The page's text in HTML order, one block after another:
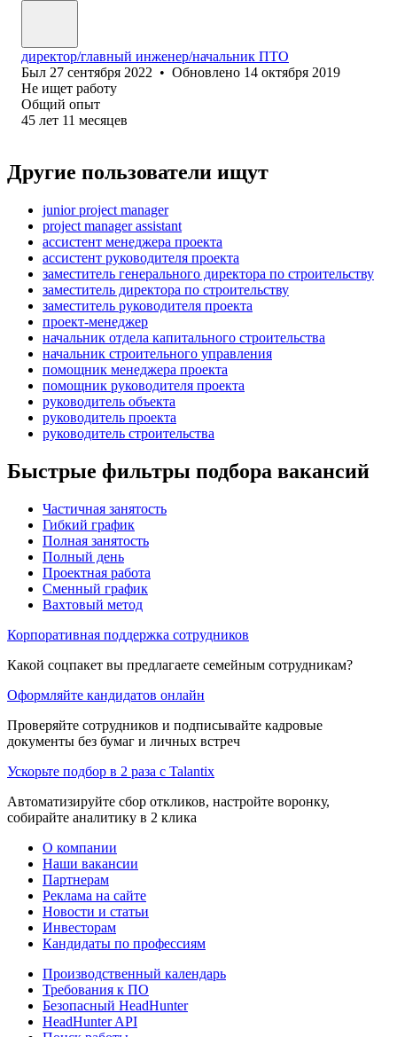
директор/главный инженер/начальник ПТО
Был 27 сентября 2022 • Обновлено 14 октября 2019
Не ищет работу
Общий опыт
45 лет 11 месяцев
Другие пользователи ищут
junior project manager
project manager assistant
ассистент менеджера проекта
ассистент руководителя проекта
заместитель генерального директора по строительству
заместитель директора по строительству
заместитель руководителя проекта
проект-менеджер
начальник отдела капитального строительства
начальник строительного управления
помощник менеджера проекта
помощник руководителя проекта
руководитель объекта
руководитель проекта
руководитель строительства
Быстрые фильтры подбора вакансий
Частичная занятость
Гибкий график
Полная занятость
Полный день
Проектная работа
Сменный график
Вахтовый метод
Корпоративная поддержка сотрудников
Какой соцпакет вы предлагаете семейным сотрудникам?
Оформляйте кандидатов онлайн
Проверяйте сотрудников и подписывайте кадровые
документы без бумаг и личных встреч
Ускорьте подбор в 2 раза с Talantix
Автоматизируйте сбор откликов, настройте воронку,
собирайте аналитику в 2 клика
О компании
Наши вакансии
Партнерам
Реклама на сайте
Новости и статьи
Инвесторам
Кандидаты по профессиям
Производственный календарь
Требования к ПО
Безопасный HeadHunter
HeadHunter API